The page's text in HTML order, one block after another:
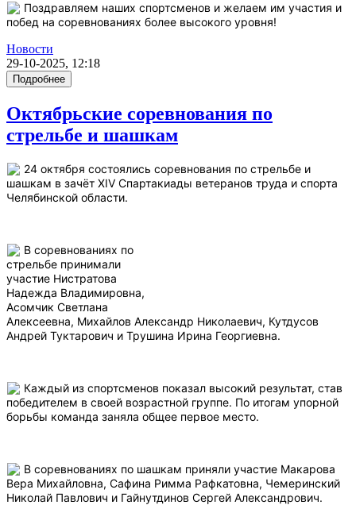
Поздравляем наших спортсменов и желаем им участия и
побед на соревнованиях более высокого уровня!
Новости
29-10-2025, 12:18
Подробнее
Октябрьские соревнования по
стрельбе и шашкам
24 октября состоялись соревнования по стрельбе и
шашкам в зачёт XIV Спартакиады ветеранов труда и спорта
Челябинской области.
В соревнованиях по
стрельбе принимали
участие Нистратова
Надежда Владимировна,
Асомчик Светлана
Алексеевна, Михайлов Александр Николаевич, Кутдусов
Андрей Туктарович и Трушина Ирина Георгиевна.
Каждый из спортсменов показал высокий результат, став
победителем в своей возрастной группе. По итогам упорной
борьбы команда заняла общее первое место.
В соревнованиях по шашкам приняли участие Макарова
Вера Михайловна, Сафина Римма Рафкатовна, Чемеринский
Николай Павлович и Гайнутдинов Сергей Александрович.